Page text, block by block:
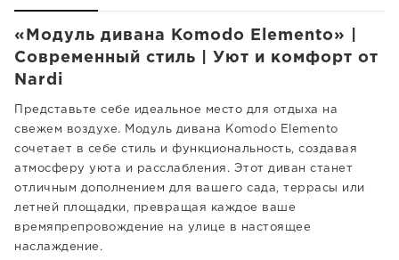
«Модуль дивана Komodo Elemento» |
Современный стиль | Уют и комфорт от
Nardi
Представьте себе идеальное место для отдыха на
свежем воздухе. Модуль дивана Komodo Elemento
сочетает в себе стиль и функциональность, создавая
атмосферу уюта и расслабления. Этот диван станет
отличным дополнением для вашего сада, террасы или
летней площадки, превращая каждое ваше
времяпрепровождение на улице в настоящее
наслаждение.